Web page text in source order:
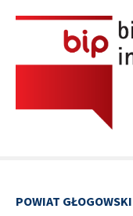
POWIAT GŁOGOWSKI